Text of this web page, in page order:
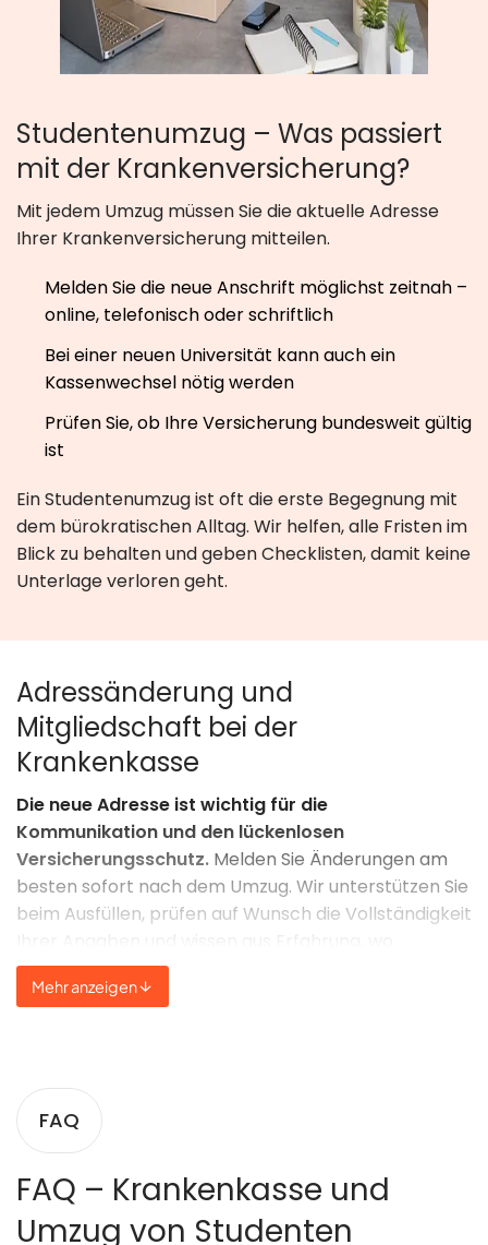
Studentenumzug – Was passiert
mit der Krankenversicherung?
Mit jedem Umzug müssen Sie die aktuelle Adresse
Ihrer Krankenversicherung mitteilen.
Melden Sie die neue Anschrift möglichst zeitnah –
online, telefonisch oder schriftlich
Bei einer neuen Universität kann auch ein
Kassenwechsel nötig werden
Prüfen Sie, ob Ihre Versicherung bundesweit gültig
ist
Ein Studentenumzug ist oft die erste Begegnung mit
dem bürokratischen Alltag. Wir helfen, alle Fristen im
Blick zu behalten und geben Checklisten, damit keine
Unterlage verloren geht.
Adressänderung und
Mitgliedschaft bei der
Krankenkasse
Die neue Adresse ist wichtig für die
Kommunikation und den lückenlosen
Versicherungsschutz. Melden Sie Änderungen am
besten sofort nach dem Umzug. Wir unterstützen Sie
beim Ausfüllen, prüfen auf Wunsch die Vollständigkeit
Stolperfallen lauern – gerade wenn die
Semesterzeiten drängen.
familienversicherten Studenten
Viele Studierende sind noch über die Eltern
Auch dann müssen Sie bei einem Umzug die neue
Mehr anzeigen
FAQ
FAQ – Krankenkasse und
Umzug von Studenten